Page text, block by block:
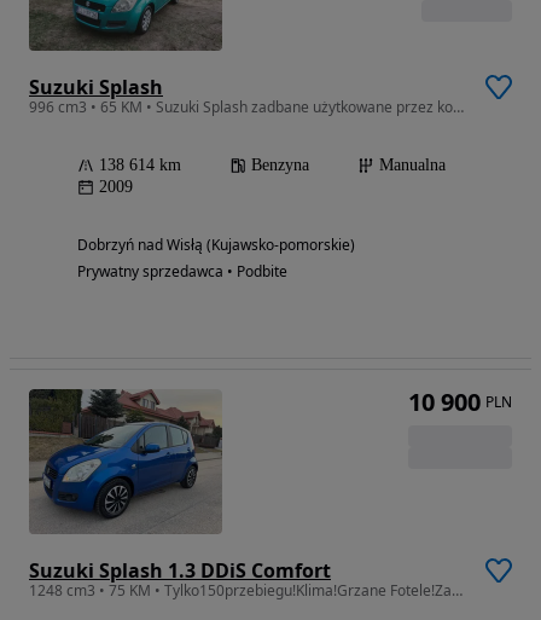
Suzuki Splash
996 cm3 • 65 KM • Suzuki Splash zadbane użytkowane przez kobietę
138 614 km Benzyna
Manualna
2009
Dobrzyń nad Wisłą (Kujawsko-pomorskie)
Prywatny sprzedawca • Podbite
Suzuki Splash 1.3 DDiS Comfort
1248 cm3 • 75 KM • Tylko150przebiegu!Klima!Grzane Fotele!Zadbany!Oszczedny!
10 900 PLN